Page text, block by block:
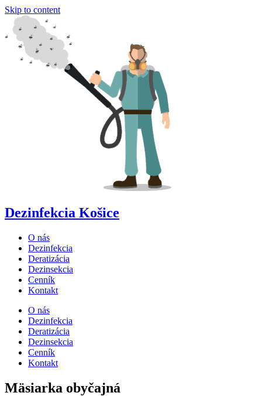
Skip to content
Dezinfekcia Košice
O nás
Dezinfekcia
Deratizácia
Dezinsekcia
Cenník
Kontakt
O nás
Dezinfekcia
Deratizácia
Dezinsekcia
Cenník
Kontakt
Mäsiarka obyčajná